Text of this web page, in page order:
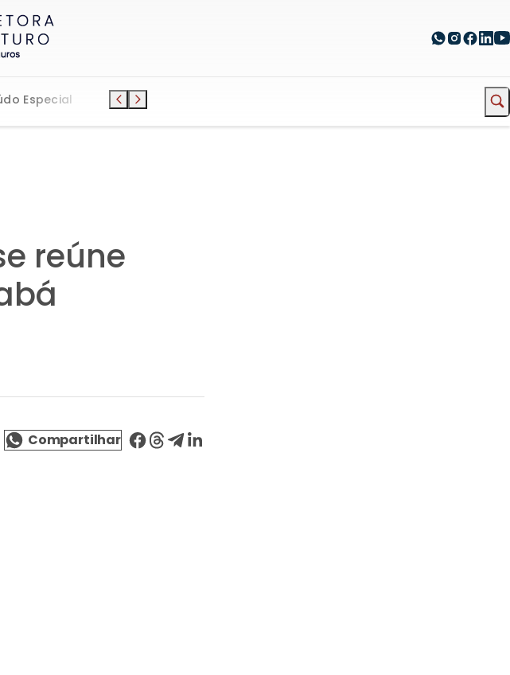
Especial
reúne